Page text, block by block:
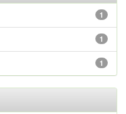
1
1
1